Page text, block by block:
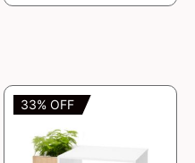
33% OFF